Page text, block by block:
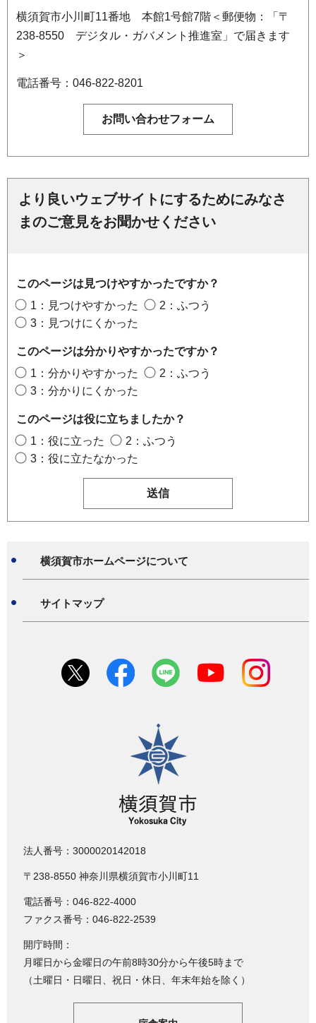
横須賀市小川町11番地 本館1号館7階＜郵便物：「〒
238-8550 デジタル・ガバメント推進室」で届きます
＞
電話番号：046-822-8201
より良いウェブサイトにするためにみなさ
まのご意見をお聞かせください
このページは見つけやすかったですか？
1：見つけやすかった
2：ふつう
3：見つけにくかった
このページは分かりやすかったですか？
1：分かりやすかった
2：ふつう
3：分かりにくかった
このページは役に立ちましたか？
1：役に立った
2：ふつう
3：役に立たなかった
横須賀市ホームページについて
サイトマップ
横須賀市
法人番号：3000020142018
〒238-8550 神奈川県横須賀市小川町11
電話番号：046-822-4000
ファクス番号：046-822-2539
開庁時間：
月曜日から金曜日の午前8時30分から午後5時まで
（土曜日・日曜日、祝日・休日、年末年始を除く）